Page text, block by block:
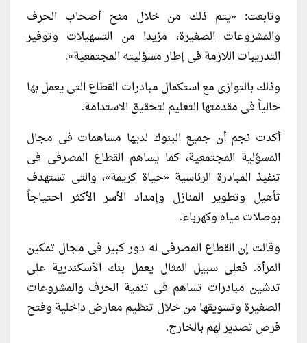
وتابعت: «يتم ذلك من خلال منح أصحاب الحرف
والمشروعات الصغيرة، مزيدا من التسهيلات وتوفير
التدريبات اللازمة فى إطار مسؤليته المجتمعية».
وذلك بالتوازى مع استكمال مبادرات القطاع التى يعمل بها
حالياً فى مقدمتها التعليم لتحقيق الاستدامة.
أكدت نجم أن جميع البنوك لديها مساهمات فى مجال
المسؤلية المجتمعية، كما يساهم القطاع المصرفى فى
تنفيذ المبادرة الرئاسية «حياة كريمة»، والتى تستهدف
تأهيل وتطوير المنازل وإمداد الأسر الأكثر احتياجاً
بوصلات مياه وكهرباء.
وقالت إن القطاع المصرفى له دور كبير فى مجال تمكين
المرأة. فعلى سبيل المثال يعمل بنك الأسكندرية على
تدشين مبادرات تساهم فى تنمية الحرف والمشروعات
الصغيرة وتسويقها من خلال تنظيم معارض داخلية وفتح
فرص تصدير لهم بالخارج.